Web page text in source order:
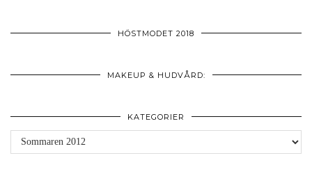
HÖSTMODET 2018
MAKEUP & HUDVÅRD:
KATEGORIER
Kategorier